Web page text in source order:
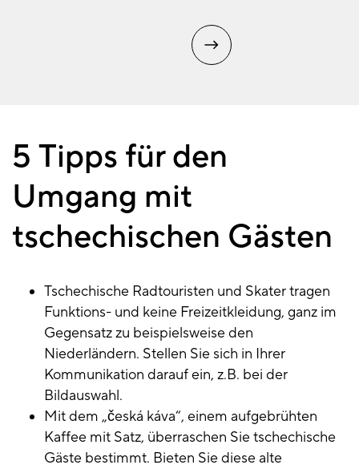
5 Tipps für den
Umgang mit
tschechischen Gästen
Tschechische Radtouristen und Skater tragen
Funktions- und keine Freizeitkleidung, ganz im
Gegensatz zu beispielsweise den
Niederländern. Stellen Sie sich in Ihrer
Kommunikation darauf ein, z.B. bei der
Bildauswahl.
Mit dem „česká káva“, einem aufgebrühten
Kaffee mit Satz, überraschen Sie tschechische
Gäste bestimmt. Bieten Sie diese alte